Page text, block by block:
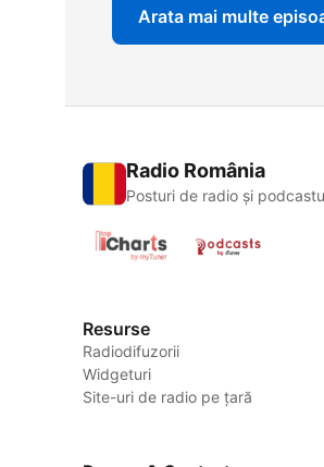
Arata mai multe
Radio România
Posturi de radio și
Resurse
Radiodifuzorii
Widgeturi
Site-uri de radio pe țară